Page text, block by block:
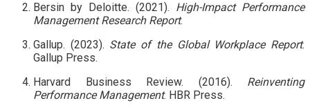
Bersin by Deloitte. (2021). High-Impact Performance
Management Research Report.
Gallup. (2023). State of the Global Workplace Report.
Gallup Press.
Harvard Business Review. (2016). Reinventing
Performance Management. HBR Press.